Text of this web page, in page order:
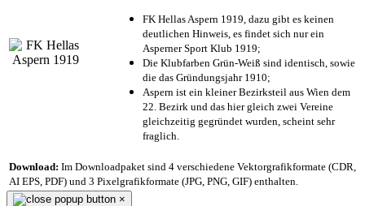
FK Hellas Aspern 1919, dazu gibt es keinen
deutlichen Hinweis, es findet sich nur ein
Asperner Sport Klub 1919;
Die Klubfarben Grün-Weiß sind identisch, sowie
die das Gründungsjahr 1910;
Aspern ist ein kleiner Bezirksteil aus Wien dem
22. Bezirk und das hier gleich zwei Vereine
gleichzeitig gegründet wurden, scheint sehr
fraglich.
Download: Im Downloadpaket sind 4 verschiedene Vektorgrafikformate (CDR,
AI EPS, PDF) und 3 Pixelgrafikformate (JPG, PNG, GIF) enthalten.
×